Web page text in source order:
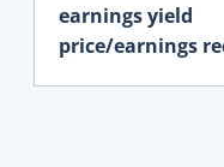
earnings yield
price/earnings